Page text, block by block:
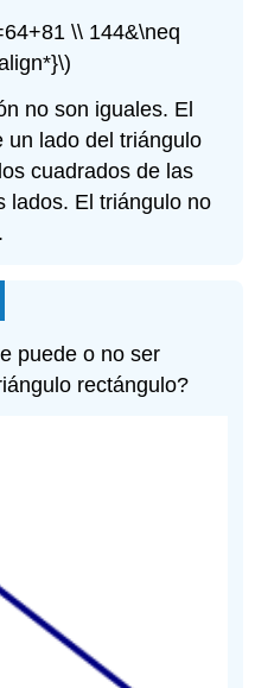
\\ 144&\neq
no son iguales. El
un lado del triángulo
cuadrados de las
lados. El triángulo no
puede o no ser
rectángulo?